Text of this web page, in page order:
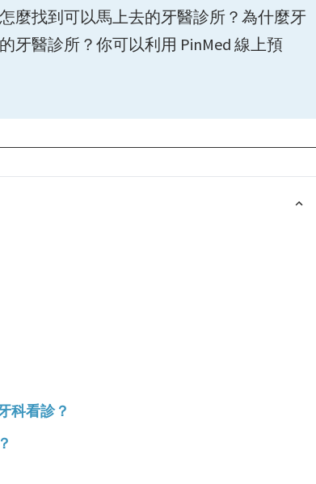
麼找到可以馬上去的牙醫診所？為什麼牙
牙醫診所？你可以利用 PinMed 線上預
科看診？